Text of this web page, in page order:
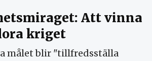
Att vinna
kriget
målet blir "tillfredsställa